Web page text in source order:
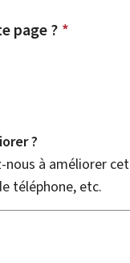
page ? *
?
nous à améliorer
téléphone, etc.